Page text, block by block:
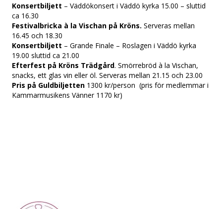
Konsertbiljett – Väddökonsert i Väddö kyrka 15.00 – sluttid
ca 16.30
Festivalbricka à la Vischan på Kröns. Serveras mellan
16.45 och 18.30
Konsertbiljett – Grande Finale – Roslagen i Väddö kyrka
19.00 sluttid ca 21.00
Efterfest på Kröns Trädgård. Smörrebröd à la Vischan,
snacks, ett glas vin eller öl. Serveras mellan 21.15 och 23.00
Pris på Guldbiljetten 1300 kr/person (pris för medlemmar i
Kammarmusikens Vänner 1170 kr)